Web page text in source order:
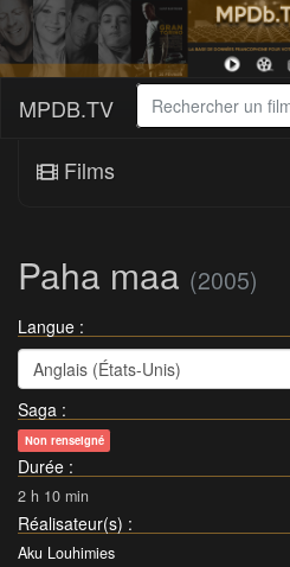
MPDB.TV
Films
Paha maa (2005)
Langue :
Anglais (États-Unis)
Saga :
Non renseigné
Durée :
2 h 10 min
Réalisateur(s) :
Aku Louhimies